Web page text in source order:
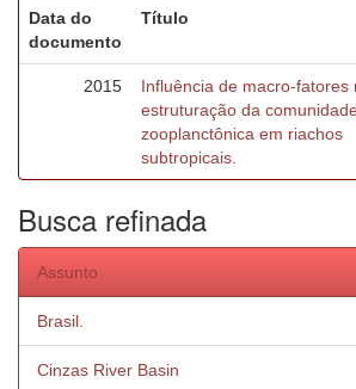
Data do
documento
Título
2015
Influência de macro-fatores
estruturação da
zooplanctônica em riachos
subtropicais.
Busca refinada
Assunto
Brasil.
Cinzas River Basin